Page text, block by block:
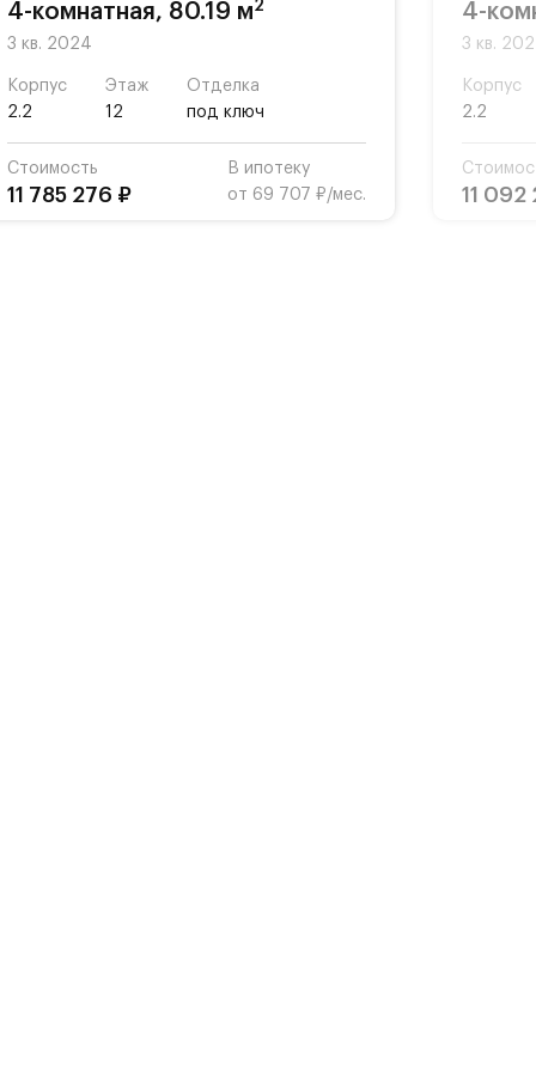
4-комнатная, 80.19 м2
3 кв. 2024
Корпус
2.2
Этаж
12
Отделка
под ключ
Стоимость
11 785 276 ₽
В ипотеку
от 69 707 ₽/мес.
4-
3 кв.
Корпус
2.2
11 092